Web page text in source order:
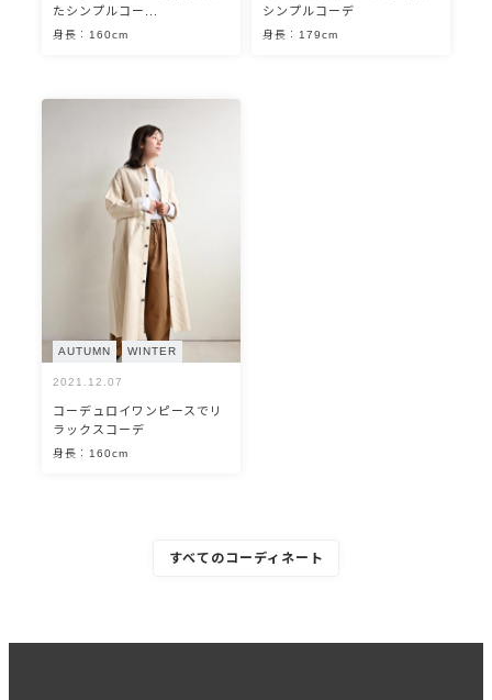
たシンプルコー...
身長：160cm
シンプルコーデ
身長：179cm
AUTUMN WINTER
2021.12.07
コーデュロイワンピースでリ
ラックスコーデ
身長：160cm
すべてのコーディネート